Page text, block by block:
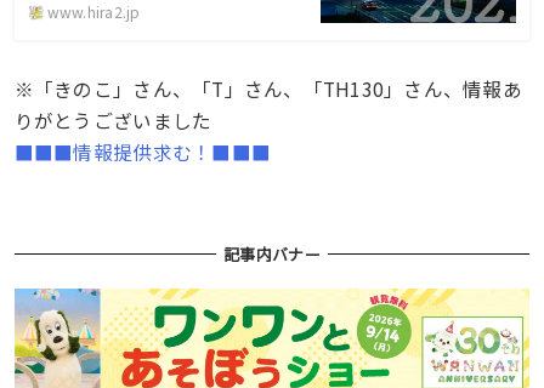
www.hira2.jp
※「きのこ」さん、「T」さん、「TH130」さん、情報あ
りがとうございました
■■■情報提供求む！■■■
記事内バナー